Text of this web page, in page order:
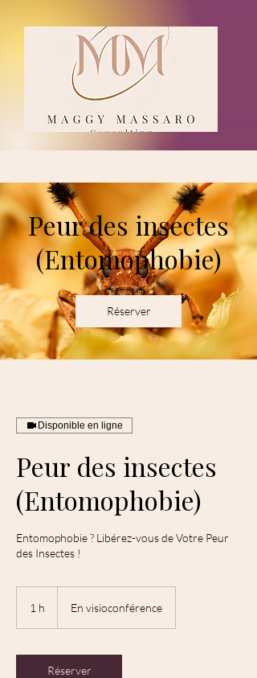
Peur des insectes
(Entomophobie)
Réserver
Disponible en ligne
Peur des insectes
(Entomophobie)
Entomophobie ? Libérez-vous de Votre Peur
des Insectes !
1 h En visioconférence
Réserver